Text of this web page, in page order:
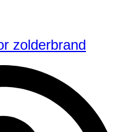
zolderbrand